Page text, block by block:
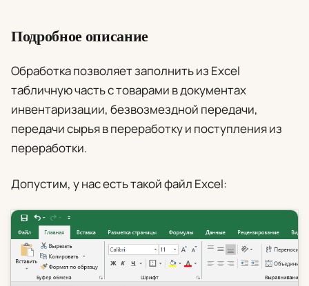
Подробное описание
Обработка позволяет заполнить из Excel
табличную часть с товарами в документах
инвентаризации, безвозмездной передачи,
передачи сырья в переработку и поступления из
переработки.
Допустим, у нас есть такой файл Excel: